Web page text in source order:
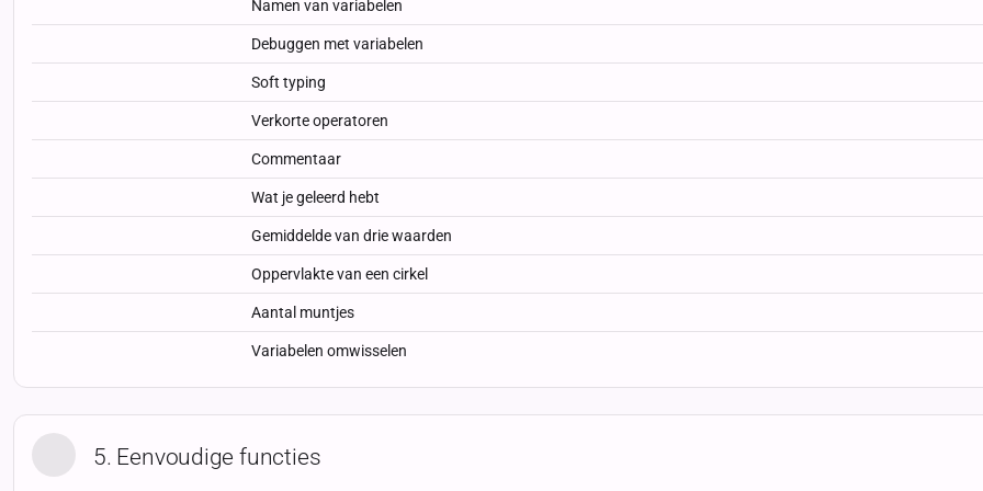
Namen van variabelen
Debuggen met variabelen
Soft typing
Verkorte operatoren
Commentaar
Wat je geleerd hebt
Gemiddelde van drie waarden
Oppervlakte van een cirkel
Aantal muntjes
Variabelen omwisselen
5. Eenvoudige functies